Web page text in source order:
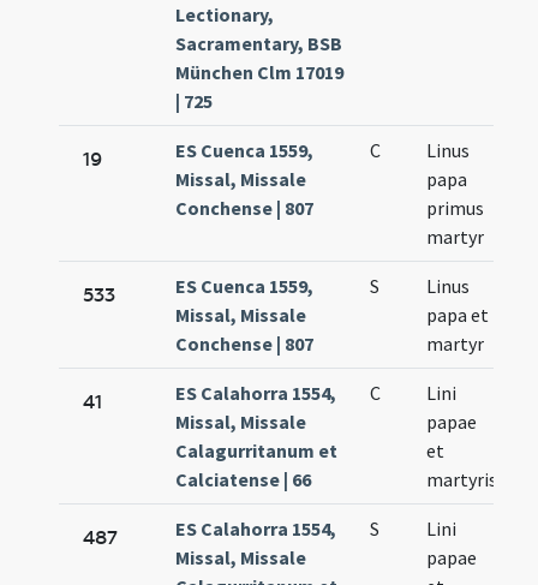
Lectionary,
Sacramentary, BSB
München Clm 17019
| 725
19
ES Cuenca 1559,
Missal, Missale
Conchense | 807
C
Linus
papa
primus
martyr
533
ES Cuenca 1559,
Missal, Missale
Conchense | 807
S
Linus
papa et
martyr
41
ES Calahorra 1554,
Missal, Missale
Calagurritanum et
Calciatense | 66
C
Lini
papae
et
martyris
487
ES Calahorra 1554,
Missal, Missale
S
Lini
papae